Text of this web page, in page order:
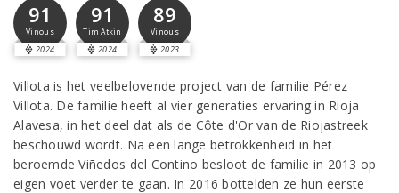
91
Vinous
2024
91
Tim Atkin
2024
89
Vinous
2023
Villota is het veelbelovende project van de familie Pérez
Villota. De familie heeft al vier generaties ervaring in Rioja
Alavesa, in het deel dat als de Côte d'Or van de Riojastreek
beschouwd wordt. Na een lange betrokkenheid in het
beroemde Viñedos del Contino besloot de familie in 2013 op
eigen voet verder te gaan. In 2016 bottelden ze hun eerste